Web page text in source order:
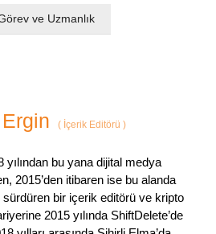
ve Uzmanlık
(İçerik Editörü )
yılından bu yana dijital medya
2015’den itibaren ise bu alanda
bir içerik editörü ve kripto
2015 yılında ShiftDelete’de